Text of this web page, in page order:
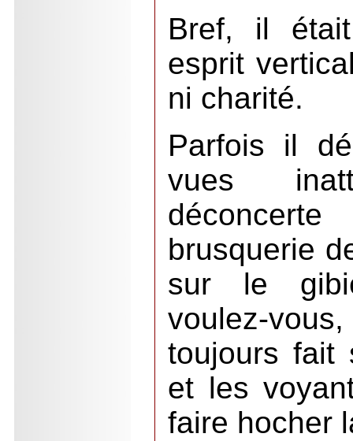
Bref, il
esprit
ni charité.
Parfois il
vues
brusquerie
sur le
voulez-
toujours fait
et les
faire hocher